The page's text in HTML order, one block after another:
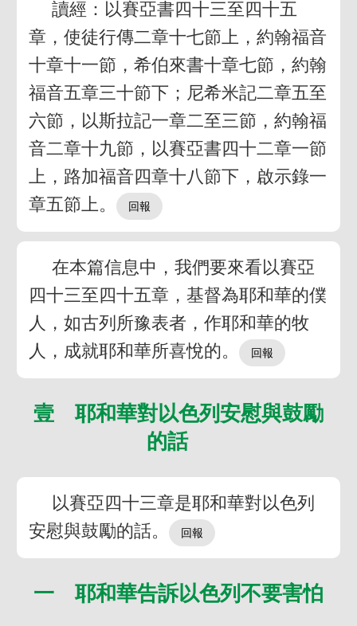
讀經：以賽亞書四十三至四十五
章，使徒行傳二章十七節上，約翰福音
十章十一節，希伯來書十章七節，約翰
福音五章三十節下；尼希米記二章五至
六節，以斯拉記一章二至三節，約翰福
音二章十九節，以賽亞書四十二章一節
上，路加福音四章十八節下，啟示錄一
章五節上。
在本篇信息中，我們要來看以賽亞
四十三至四十五章，基督為耶和華的僕
人，如古列所豫表者，作耶和華的牧
人，成就耶和華所喜悅的。
壹 耶和華對以色列安慰與鼓勵
的話
以賽亞四十三章是耶和華對以色列
安慰與鼓勵的話。
一 耶和華告訴以色列不要害怕